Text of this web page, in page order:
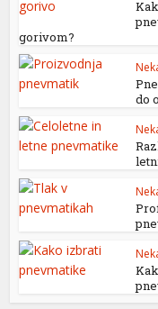
gorivom?
do